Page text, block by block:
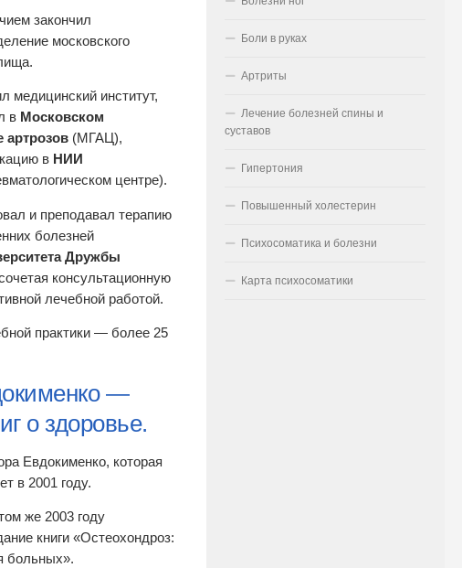
закончил
московского
медицинский институт,
в Московском
артрозов (МГАЦ),
в НИИ
центре).
и преподавал терапию
болезней
Дружбы
консультационную
лечебной работой.
практики — более 25
—
о здоровье.
Евдокименко, которая
в 2001 году.
же 2003 году
книги «Остеохондроз:
больных».
Боли в руках
Артриты
Лечение болезней спины и
суставов
Гипертония
Повышенный холестерин
Психосоматика и болезни
Карта психосоматики